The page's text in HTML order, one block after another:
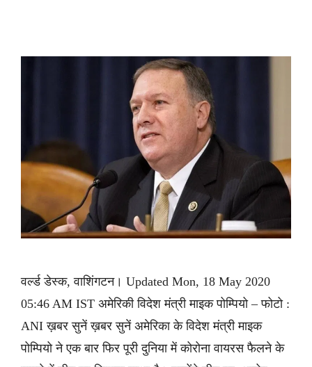
वर्ल्ड डेस्क, वाशिंगटन। Updated Mon, 18 May 2020
05:46 AM IST अमेरिकी विदेश मंत्री माइक पोम्पियो – फोटो :
ANI ख़बर सुनें ख़बर सुनें अमेरिका के विदेश मंत्री माइक
पोम्पियो ने एक बार फिर पूरी दुनिया में कोरोना वायरस फैलने के